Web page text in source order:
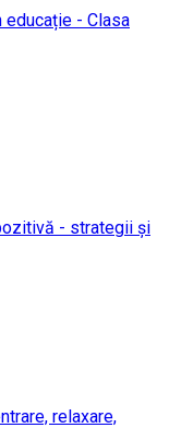
educație - Clasa
- strategii și
relaxare,